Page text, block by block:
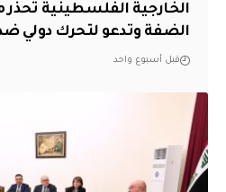
الخارجية الفلسطينية تحذر
الضفة وتدعو لتحرك دولي
قبل أسبوع واحد